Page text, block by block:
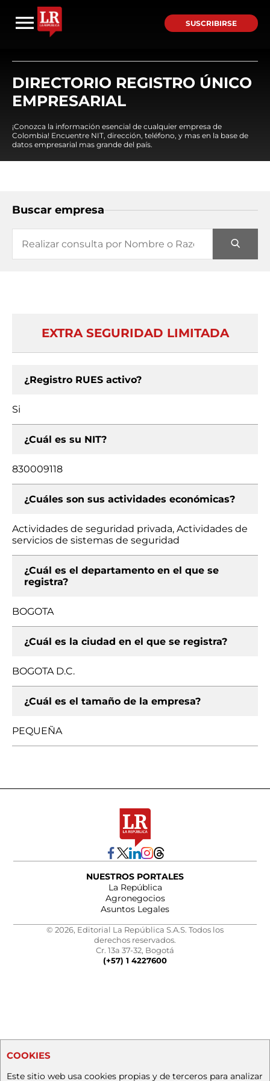
SUSCRIBIRSE
DIRECTORIO REGISTRO ÚNICO
EMPRESARIAL
¡Conozca la información esencial de cualquier empresa de
Colombia! Encuentre NIT, dirección, teléfono, y mas en la base de
datos empresarial mas grande del país.
Buscar empresa
EXTRA SEGURIDAD LIMITADA
¿Registro RUES activo?
Si
¿Cuál es su NIT?
830009118
¿Cuáles son sus actividades económicas?
Actividades de seguridad privada, Actividades de
servicios de sistemas de seguridad
¿Cuál es el departamento en el que se
registra?
BOGOTA
¿Cuál es la ciudad en el que se registra?
BOGOTA D.C.
¿Cuál es el tamaño de la empresa?
PEQUEÑA
NUESTROS PORTALES
La República
Agronegocios
Asuntos Legales
© 2026, Editorial La República S.A.S. Todos los
derechos reservados.
Cr. 13a 37-32, Bogotá
(+57) 1 4227600
COOKIES
Este sitio web usa cookies propias y de terceros para analizar